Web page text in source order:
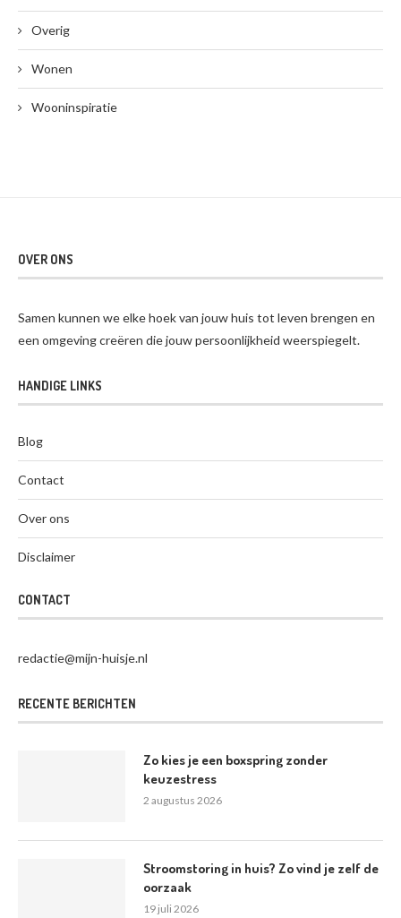
Overig
Wonen
Wooninspiratie
OVER ONS
Samen kunnen we elke hoek van jouw huis tot leven brengen en
een omgeving creëren die jouw persoonlijkheid weerspiegelt.
HANDIGE LINKS
Blog
Contact
Over ons
Disclaimer
CONTACT
redactie@mijn-huisje.nl
RECENTE BERICHTEN
Zo kies je een boxspring zonder
keuzestress
2 augustus 2026
Stroomstoring in huis? Zo vind je zelf de
oorzaak
19 juli 2026